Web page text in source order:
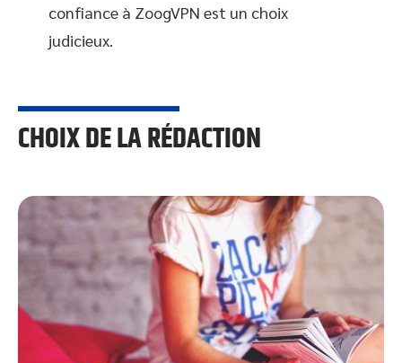
confiance à ZoogVPN est un choix
judicieux.
CHOIX DE LA RÉDACTION